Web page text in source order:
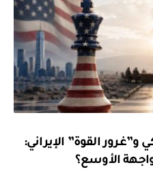
و”غرور القوة” الإيراني:
الأوسع؟